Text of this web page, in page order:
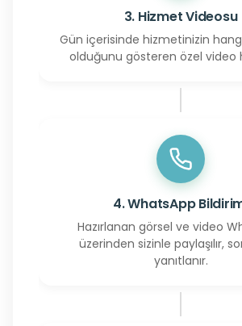
3. Hizmet Videosu
Gün içerisinde hizmetinizin
olduğunu gösteren özel video
4. WhatsApp
Hazırlanan görsel ve video
üzerinden sizinle paylaşılır,
yanıtlanır.